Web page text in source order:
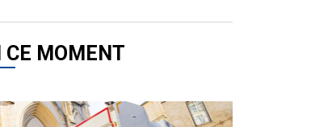
CE MOMENT